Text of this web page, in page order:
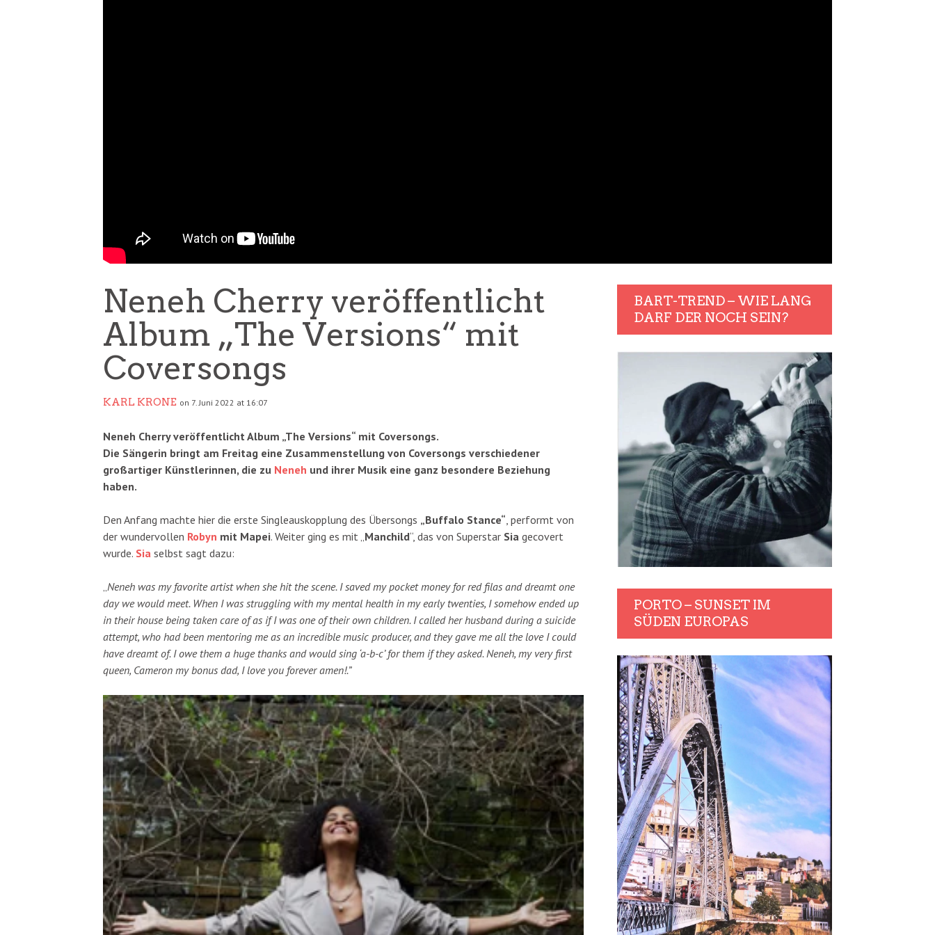
Neneh Cherry veröffentlicht
Album „The Versions“ mit
Coversongs
KARL KRONE on 7. Juni 2022 at 16:07
Neneh Cherry veröffentlicht Album „The Versions“ mit Coversongs.
Die Sängerin bringt am Freitag eine Zusammenstellung von Coversongs verschiedener
großartiger Künstlerinnen, die zu Neneh und ihrer Musik eine ganz besondere Beziehung
haben.
Den Anfang machte hier die erste Singleauskopplung des Übersongs „Buffalo Stance“, performt von
der wundervollen Robyn mit Mapei. Weiter ging es mit „Manchild“, das von Superstar Sia gecovert
wurde. Sia selbst sagt dazu:
„Neneh was my favorite artist when she hit the scene. I saved my pocket money for red filas and dreamt one
day we would meet. When I was struggling with my mental health in my early twenties, I somehow ended up
in their house being taken care of as if I was one of their own children. I called her husband during a suicide
attempt, who had been mentoring me as an incredible music producer, and they gave me all the love I could
have dreamt of. I owe them a huge thanks and would sing ‘a-b-c’ for them if they asked. Neneh, my very first
queen, Cameron my bonus dad, I love you forever amen!.”
BART-TREND – WIE LANG
DARF DER NOCH SEIN?
PORTO – SUNSET IM
SÜDEN EUROPAS